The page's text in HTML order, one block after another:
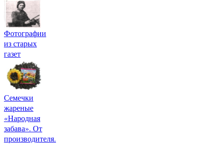
Фотографии
из старых
газет
Семечки
жареные
«Народная
забава». От
производителя.